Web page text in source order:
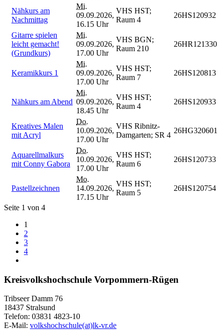
Nähkurs am
Nachmittag
Mi.
09.09.2026,
16.15 Uhr
VHS HST;
Raum 4
26HS120932
Gitarre spielen
leicht gemacht!
(Grundkurs)
Mi.
09.09.2026,
17.00 Uhr
VHS BGN;
Raum 210
26HR121330
Keramikkurs 1
Mi.
09.09.2026,
17.00 Uhr
VHS HST;
Raum 7
26HS120813
Nähkurs am Abend
Mi.
09.09.2026,
18.45 Uhr
VHS HST;
Raum 4
26HS120933
Kreatives Malen
mit Acryl
Do.
10.09.2026,
17.00 Uhr
VHS Ribnitz-
Damgarten; SR 4
26HG320601
Aquarellmalkurs
mit Conny Gabora
Do.
10.09.2026,
17.00 Uhr
VHS HST;
Raum 6
26HS120733
Pastellzeichnen
Mo.
14.09.2026,
17.15 Uhr
VHS HST;
Raum 5
26HS120754
Seite 1 von 4
1
2
3
4
Kreisvolkshochschule Vorpommern-Rügen
Tribseer Damm 76
18437 Stralsund
Telefon: 03831 4823-10
E-Mail: volkshochschule(at)lk-vr.de